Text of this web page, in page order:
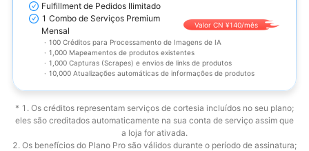
Fulfillment de Pedidos Ilimitado
1 Combo de Serviços Premium
Mensal
Valor CN ¥140/mês
· 100 Créditos para Processamento de Imagens de IA
· 1,000 Mapeamentos de produtos existentes
· 1,000 Capturas (Scrapes) e envios de links de produtos
· 10,000 Atualizações automáticas de informações de produtos
* 1. Os créditos representam serviços de cortesia incluídos no seu plano;
eles são creditados automaticamente na sua conta de serviço assim que
a loja for ativada.
2. Os benefícios do Plano Pro são válidos durante o período de assinatura;